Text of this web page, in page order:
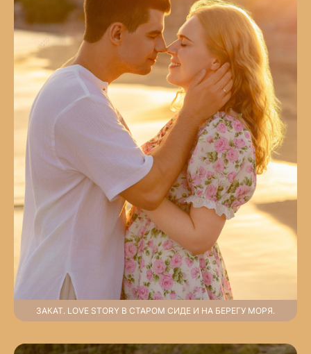
ЗАКАТ. LOVE STORY В СТАРОМ СИДЕ И НА БЕРЕГУ МОРЯ.